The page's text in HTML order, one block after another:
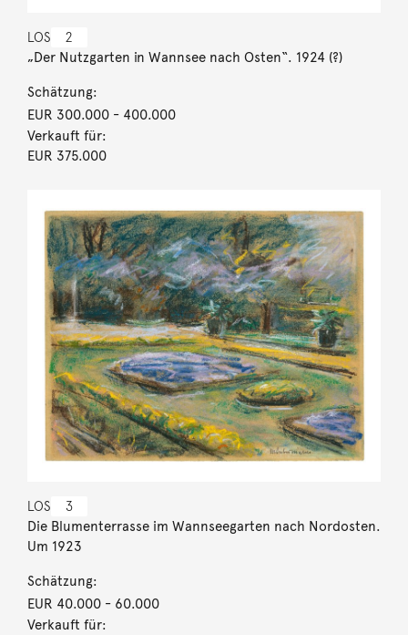
LOS 2
„Der Nutzgarten in Wannsee nach Osten“. 1924 (?)
Schätzung:
EUR 300.000- 400.000
Verkauft für:
EUR 375.000
LOS 3
Die Blumenterrasse im Wannseegarten nach Nordosten.
Um 1923
Schätzung:
EUR 40.000- 60.000
Verkauft für: